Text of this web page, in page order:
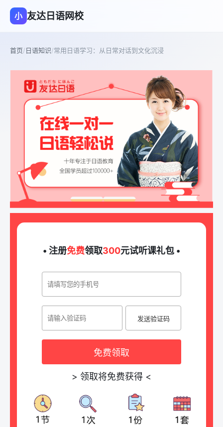
小 友达日语网校
首页/日语知识/常用日语学习：从日常对话到文化沉浸
• 注册免费领取300元试听课礼包 •
发送验证码
免费领取
> 领取将免费获得 <